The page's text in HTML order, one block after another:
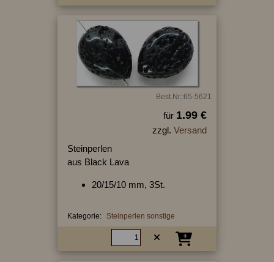
Best.Nr.:65-5621
für 1.99 €
zzgl. Versand
Steinperlen
aus Black Lava
20/15/10 mm, 3St.
Kategorie: Steinperlen sonstige